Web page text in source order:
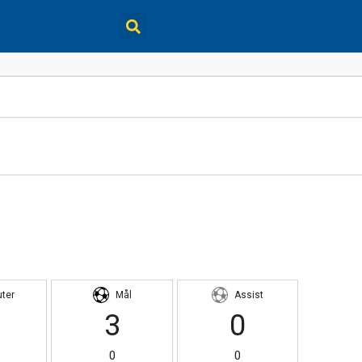
Mål
3
0
Assist
0
0